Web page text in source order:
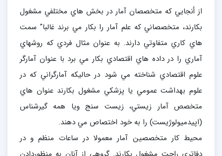
از أنجايي که متخصصان آمار در بخش هاي مختلفي مشغول
بکارند، متخصصاني که علم آمار را بکار مي برند غالبا” سمت
هاي کاري متفاوتي دارند. به عنوان مثال فردي که روشهاي
آماري را در داده هاي اقتصادي بکار مي برد با عنوان آمارگر
علوم اقتصادي شناخته مي شود در حاليکه آمارگراني که در
علوم بهداشت عمومي يا پزشکي مشغول بکارند عنوان هاي
متخصص آمار زيستي، زيست سنج ويا همه گيرشناس
(اپيدميولوژيست) را به خود اختصاص مي دهند.
محيط کار متخصصين آمار معمولا در ساعات منظم و در